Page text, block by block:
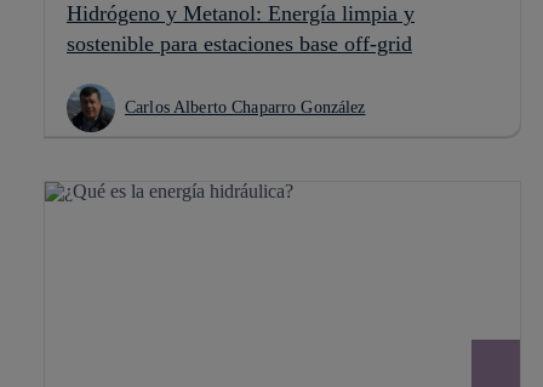
Hidrógeno y Metanol: Energía limpia y
sostenible para estaciones base off-grid
Carlos Alberto Chaparro González